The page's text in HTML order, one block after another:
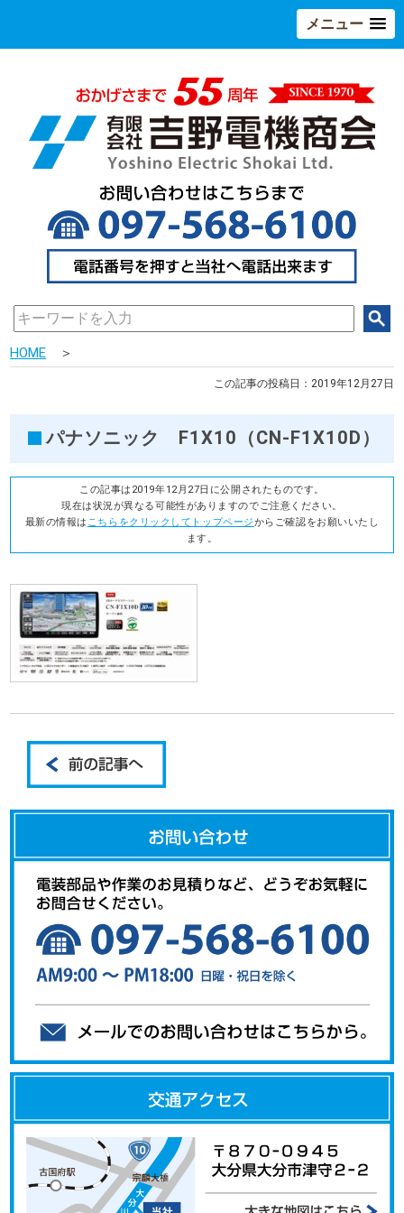
メニュー
HOME ＞
この記事の投稿日：2019年12月27日
パナソニック F1X10（CN-F1X10D）
この記事は2019年12月27日に公開されたものです。
現在は状況が異なる可能性がありますのでご注意ください。
最新の情報は こちらをクリックしてトップページからご確認をお願いいたし
ます。